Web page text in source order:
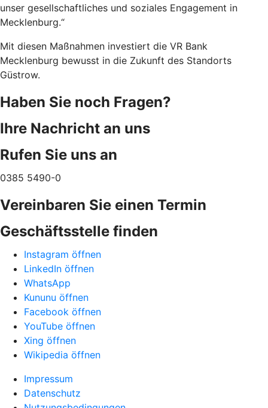
unser gesellschaftliches und soziales Engagement in
Mecklenburg.“
Mit diesen Maßnahmen investiert die VR Bank
Mecklenburg bewusst in die Zukunft des Standorts
Güstrow.
Haben Sie noch Fragen?
Ihre Nachricht an uns
Rufen Sie uns an
0385 5490-0
Vereinbaren Sie einen Termin
Geschäftsstelle finden
Instagram öffnen
LinkedIn öffnen
WhatsApp
Kununu öffnen
Facebook öffnen
YouTube öffnen
Xing öffnen
Wikipedia öffnen
Impressum
Datenschutz